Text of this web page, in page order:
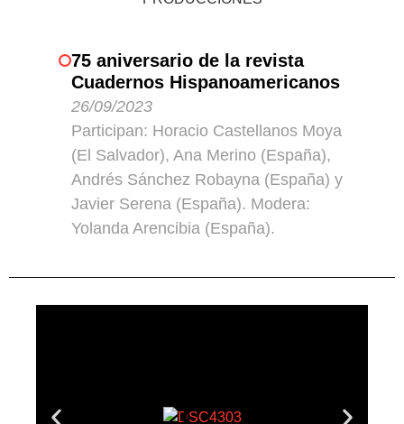
75 aniversario de la revista
Cuadernos Hispanoamericanos
26/09/2023
Participan: Horacio Castellanos Moya
(El Salvador), Ana Merino (España),
Andrés Sánchez Robayna (España) y
Javier Serena (España). Modera:
Yolanda Arencibia (España).